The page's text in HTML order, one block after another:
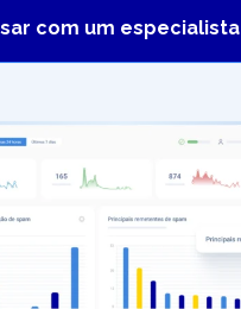
com um especialista